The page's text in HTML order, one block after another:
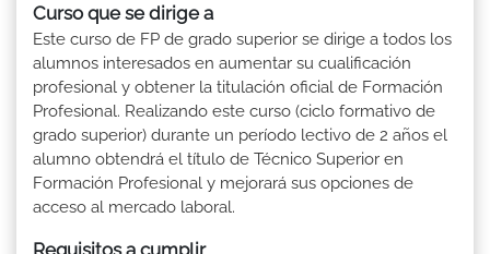
Curso que se dirige a
Este curso de FP de grado superior se dirige a todos los
alumnos interesados en aumentar su cualificación
profesional y obtener la titulación oficial de Formación
Profesional. Realizando este curso (ciclo formativo de
grado superior) durante un período lectivo de 2 años el
alumno obtendrá el título de Técnico Superior en
Formación Profesional y mejorará sus opciones de
acceso al mercado laboral.
Requisitos a cumplir